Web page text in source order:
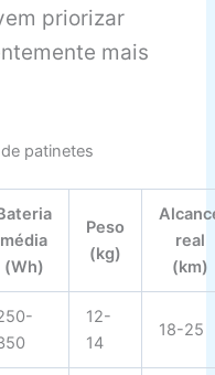
priorizar
mais
patinetes
média
(Wh)
Peso
(kg)
real
(km)
12-
14
18-25